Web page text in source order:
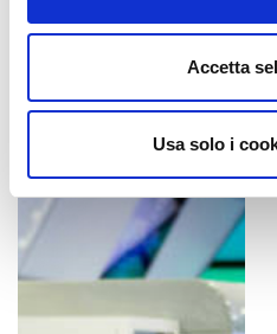
Accetta
Usa solo i